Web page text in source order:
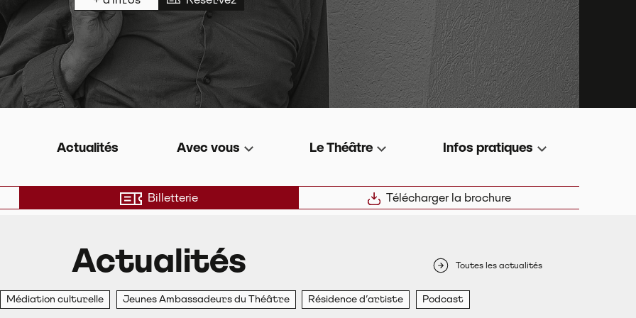
Actualités Avec vous Le Théâtre Infos pratiques
Billetterie Télécharger la brochure
Pays de
Actualités
Médiation culturelle Jeunes Ambassadeurs du Théâtre Résidence d’artiste Podcast
Toutes les actualités